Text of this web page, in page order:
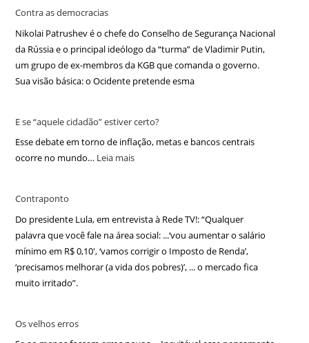
Contra as democracias
Nikolai Patrushev é o chefe do Conselho de Segurança Nacional
da Rússia e o principal ideólogo da “turma” de Vladimir Putin,
um grupo de ex-membros da KGB que comanda o governo.
Sua visão básica: o Ocidente pretende esma
E se “aquele cidadão” estiver certo?
Esse debate em torno de inflação, metas e bancos centrais
ocorre no mundo… Leia mais
Contraponto
Do presidente Lula, em entrevista à Rede TV!: “Qualquer
palavra que você fale na área social: ...‘vou aumentar o salário
mínimo em R$ 0,10′, ‘vamos corrigir o Imposto de Renda’,
‘precisamos melhorar (a vida dos pobres)’, ... o mercado fica
muito irritado”.
Os velhos erros